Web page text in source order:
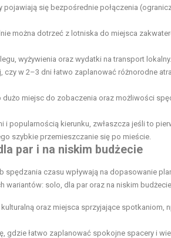
pojawiają się bezpośrednie połączenia
można dotrzeć z lotniska do miejsca
wyżywienia oraz wydatki na transport lokalny.
czy w 2–3 dni łatwo zaplanować różnorodne
miejsc do zobaczenia oraz możliwości
i popularnością kierunku, zwłaszcza jeśli to
szybkie przemieszczanie się po mieście.
par i na niskim budżecie
czasu wpływają na dopasowanie
wariantów: solo, dla par oraz na niskim budżecie.
oraz miejsca sprzyjające spotkaniom,
gdzie łatwo zaplanować spokojne spacery i